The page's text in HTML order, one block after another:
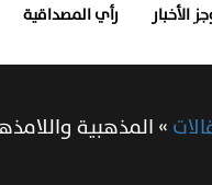
الأخبار رأي المصداقية
»المذهبية